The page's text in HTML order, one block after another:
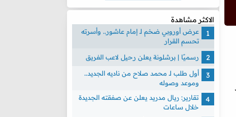
الاكثر مشاهدة
عرض أوروبي ضخم لـ إمام عاشور.. وأسرته
تحسم القرار
رسميًا | برشلونة يعلن رحيل لاعب الفريق
أول طلب لـ محمد صلاح من ناديه الجديد..
وموعد وصوله
تقارير: ريال مدريد يعلن عن صفقته الجديدة
خلال ساعات